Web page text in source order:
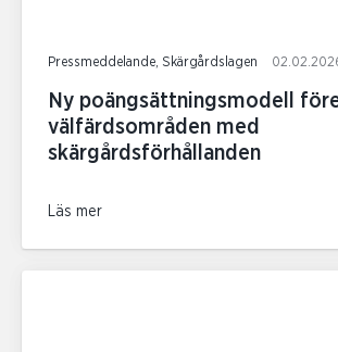
Pressmeddelande, Skärgårdslagen
Ny poängsättningsmodell
välfärdsområden med
skärgårdsförhållanden
Läs mer